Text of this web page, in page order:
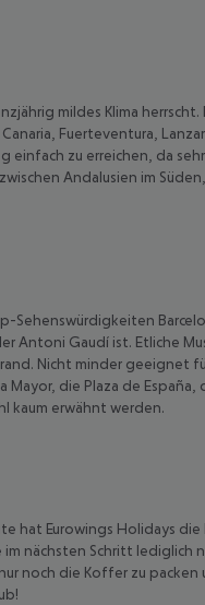
mildes Klima herrscht.
Fuerteventura,
einfach zu erreichen, da
Andalusien im
Gaudí ist. Etliche
Nicht minder geeignet
die Plaza de España,
kaum erwähnt werden.
hat Eurowings Holidays
nächsten Schritt
noch die Koffer zu